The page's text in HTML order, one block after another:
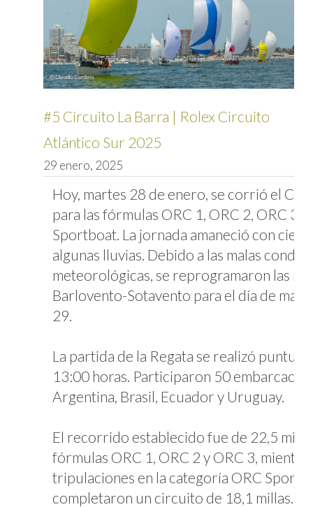
#5 Circuito La Barra | Rolex Circuito
Atlántico Sur 2025
29 enero, 2025
Hoy, martes 28 de enero, se corrió el
para las fórmulas ORC 1, ORC 2, ORC 3 y
Sportboat. La jornada amaneció con cielo
algunas lluvias. Debido a las malas
meteorológicas, se reprogramaron las
Barlovento-Sotavento para el día de
29.
La partida de la Regata se realizó
13:00 horas. Participaron 50
Argentina, Brasil, Ecuador y Uruguay.
El recorrido establecido fue de 22,5
fórmulas ORC 1, ORC 2 y ORC 3,
tripulaciones en la categoría ORC
completaron un circuito de 18,1 millas.